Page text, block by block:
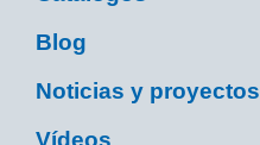
Blog
Noticias y proyectos
Vídeos